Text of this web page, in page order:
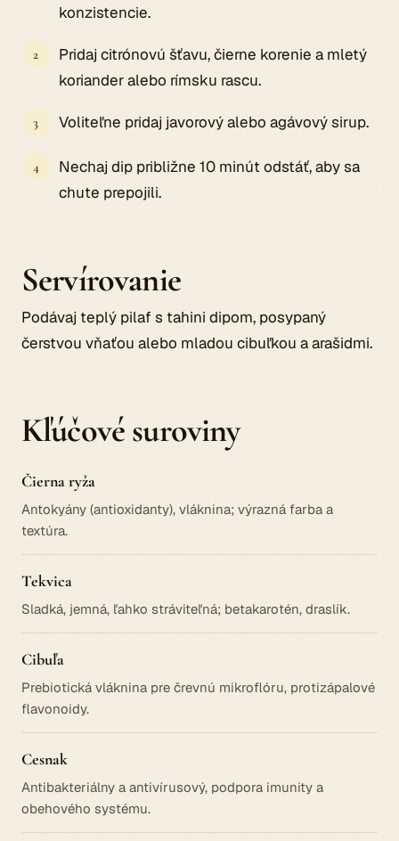
konzistencie.
Pridaj citrónovú šťavu, čierne korenie a mletý
koriander alebo rímsku rascu.
Voliteľne pridaj javorový alebo agávový sirup.
Nechaj dip približne 10 minút odstáť, aby sa
chute prepojili.
Servírovanie
Podávaj teplý pilaf s tahini dipom, posypaný
čerstvou vňaťou alebo mladou cibuľkou a arašidmi.
Kľúčové suroviny
Čierna ryža
Antokyány (antioxidanty), vláknina; výrazná farba a
textúra.
Tekvica
Sladká, jemná, ľahko stráviteľná; betakarotén, draslík.
Cibuľa
Prebiotická vláknina pre črevnú mikroflóru, protizápalové
flavonoidy.
Cesnak
Antibakteriálny a antivírusový, podpora imunity a
obehového systému.